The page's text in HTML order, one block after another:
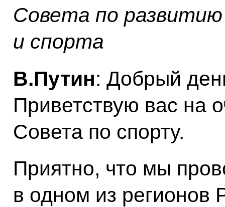
Совета по
и спорта
В.Путин: Добрый
Приветствую вас на
Совета по спорту.
Приятно, что мы
в одном из регионов